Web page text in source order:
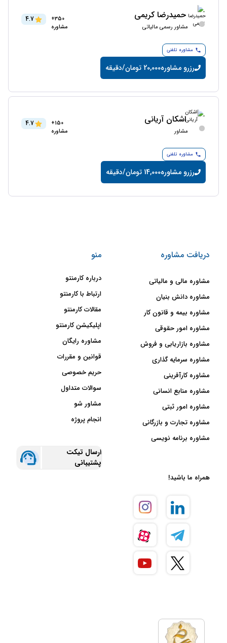
حمیدرضا کریمی
مشاور رسمی مالیاتی
350+
مشاوره
4.7
مشاوره تلفنی
رزرو مشاوره20,000 تومان/دقیقه
اشکان آریانی
مشاور
150+
مشاوره
4.7
مشاوره تلفنی
رزرو مشاوره14,000 تومان/دقیقه
دریافت مشاوره
مشاوره مالی و مالیاتی
مشاوره دانش بنیان
مشاوره بیمه و قانون کار
مشاوره امور حقوقی
مشاوره بازاریابی و فروش
مشاوره سرمایه گذاری
مشاوره کارآفرینی
مشاوره منابع انسانی
مشاوره امور ثبتی
مشاوره تجارت و بازرگانی
مشاوره برنامه نویسی
منو
درباره کارمنتو
ارتباط با کارمنتو
مقالات کارمنتو
اپلیکیشن کارمنتو
مشاوره رایگان
قوانین و مقررات
حریم خصوصی
سوالات متداول
مشاور شو
انجام پروژه
ارسال تیکت
پشتیبانی
همراه ما باشید!